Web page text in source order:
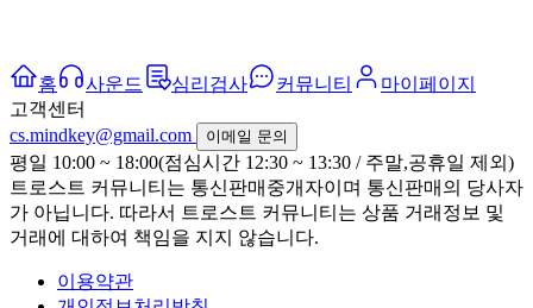
홈 사운드 심리검사 커뮤니티
마이페이지
고객센터
cs.mindkey@gmail.com
이메일 문의
평일 10:00 ~ 18:00(점심시간 12:30 ~ 13:30 / 주말,공휴일 제외)
트로스트 커뮤니티는 통신판매중개자이며 통신판매의 당사자
가 아닙니다. 따라서 트로스트 커뮤니티는 상품 거래정보 및
거래에 대하여 책임을 지지 않습니다.
이용약관